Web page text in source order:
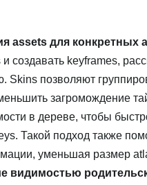
assets для конкретных
создавать keyframes,
Skins позволяют
загромождение
в дереве, чтобы
Такой подход также
уменьшая размер
видимостью